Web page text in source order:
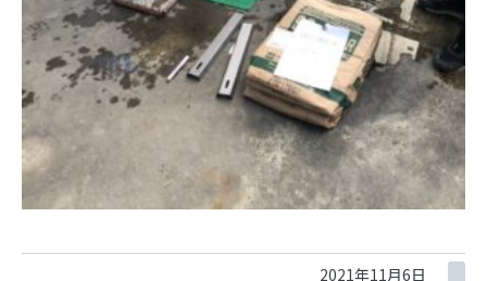
2021年11月6日